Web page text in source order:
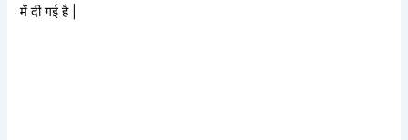
में दी गई है |